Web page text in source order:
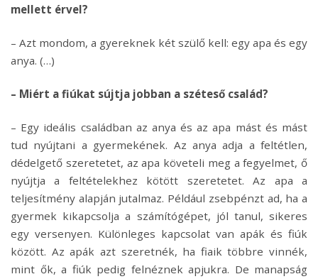
mellett érvel?
– Azt mondom, a gyereknek két szülő kell: egy apa és egy
anya. (…)
– Miért a fiúkat sújtja jobban a széteső család?
– Egy ideális családban az anya és az apa mást és mást
tud nyújtani a gyermekének. Az anya adja a feltétlen,
dédelgető szeretetet, az apa követeli meg a fegyelmet, ő
nyújtja a feltételekhez kötött szeretetet. Az apa a
teljesítmény alapján jutalmaz. Például zsebpénzt ad, ha a
gyermek kikapcsolja a számítógépet, jól tanul, sikeres
egy versenyen. Különleges kapcsolat van apák és fiúk
között. Az apák azt szeretnék, ha fiaik többre vinnék,
mint ők, a fiúk pedig felnéznek apjukra. De manapság